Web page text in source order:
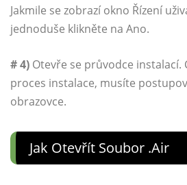
Jakmile se zobrazí okno Řízení
jednoduše klikněte na Ano.
# 4) Otevře se průvodce instalací.
proces instalace, musíte
obrazovce.
Jak Otevřít Soubor .air